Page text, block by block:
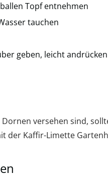
Topf entnehmen
tauchen
geben, leicht andrücken
Dornen versehen sind,
der Kaffir-Limette